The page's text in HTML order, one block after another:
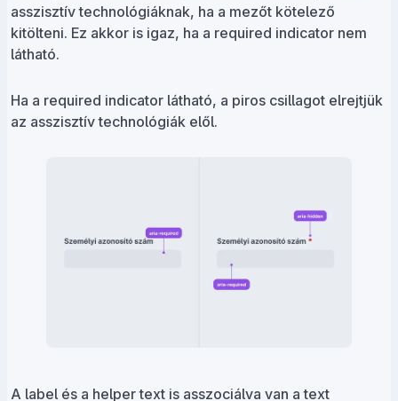
asszisztív technológiáknak, ha a mezőt kötelező
kitölteni. Ez akkor is igaz, ha a required indicator nem
látható.
Ha a required indicator látható, a piros csillagot elrejtjük
az asszisztív technológiák elől.
A label és a helper text is asszociálva van a text